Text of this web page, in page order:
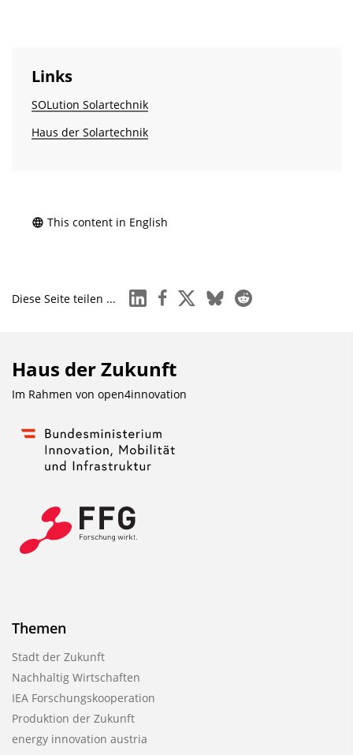
Links
SOLution Solartechnik
Haus der Solartechnik
This content in English
Diese Seite teilen ... linkedinfacebook
x blueskyreddit
Haus der Zukunft
Im Rahmen von open4innovation
Themen
Stadt der Zukunft
Nachhaltig Wirtschaften
IEA Forschungskooperation
Produktion der Zukunft
energy innovation austria